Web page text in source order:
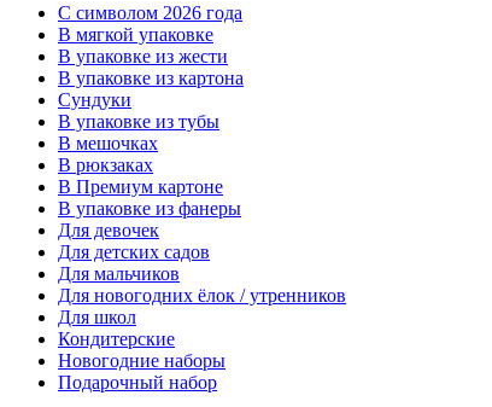
C символом 2026 года
В мягкой упаковке
В упаковке из жести
В упаковке из картона
Сундуки
В упаковке из тубы
В мешочках
В рюкзаках
В Премиум картоне
В упаковке из фанеры
Для девочек
Для детских садов
Для мальчиков
Для новогодних ёлок / утренников
Для школ
Кондитерские
Новогодние наборы
Подарочный набор